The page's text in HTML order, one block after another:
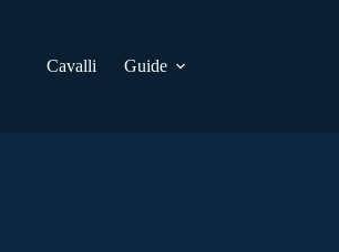
Cavalli Guide